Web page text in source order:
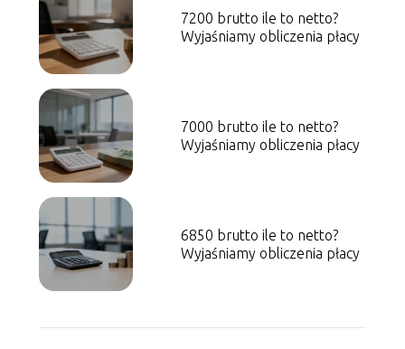
7200 brutto ile to netto?
Wyjaśniamy obliczenia płacy
7000 brutto ile to netto?
Wyjaśniamy obliczenia płacy
6850 brutto ile to netto?
Wyjaśniamy obliczenia płacy